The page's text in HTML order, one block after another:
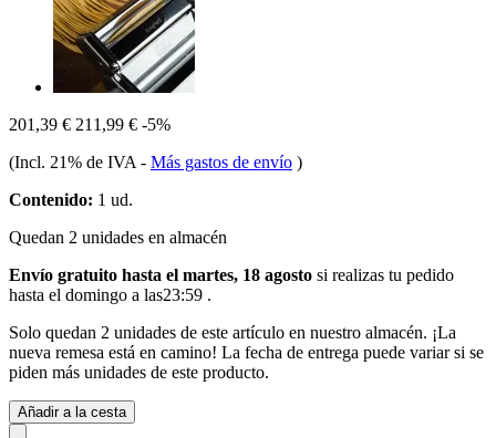
201,39 € 211,99 € -5%
(Incl. 21% de IVA - Más gastos de envío )
Contenido: 1 ud.
Quedan 2 unidades en almacén
Envío gratuito hasta el martes, 18 agosto si realizas tu pedido
hasta el domingo a las23:59 .
Solo quedan 2 unidades de este artículo en nuestro almacén. ¡La
nueva remesa está en camino! La fecha de entrega puede variar si se
piden más unidades de este producto.
Añadir a la cesta